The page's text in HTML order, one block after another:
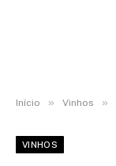
Início » Vinhos »
VINHOS